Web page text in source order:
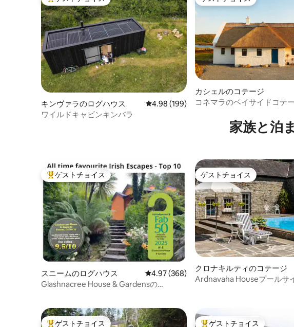
大好評のゲストチョイスです。
キンヴァラのログハウス レビュー199件、5つ星中4.98つ星の平均
4.98 (199)
ワイルドキャビンキンバラ
ゲストチョイス
カシェルのコテージ
コネマラのベイサイドコテ
家族と泊
大好評のゲストチョイスです。
ゲストチョイス
スニームのログハウス レビュー368件、5つ星中4.97つ星の平均評
4.97 (368)
Glashnacree House & Gardensの
ゲストチョイス
ゲストチョイス
クロナキルティのコテージ
Ardnavaha Houseプールサ
ゲストチョイス ゲストチョイス